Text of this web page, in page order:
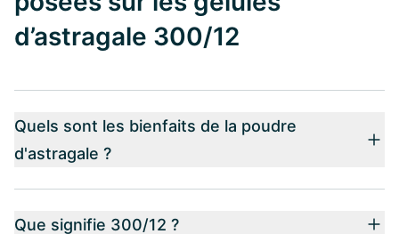
d’astragale 300/12
Quels sont les bienfaits de la poudre
d'astragale ?
Que signifie 300/12 ?